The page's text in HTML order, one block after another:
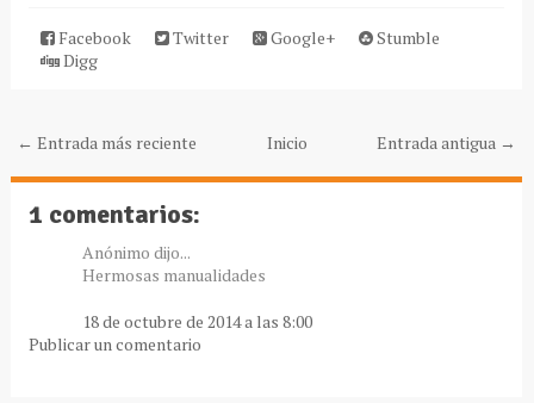
Facebook Twitter Google+
Stumble
Digg
← Entrada más reciente Entrada antigua →
Inicio
1 comentarios:
Anónimo dijo...
Hermosas manualidades
18 de octubre de 2014 a las 8:00
Publicar un comentario